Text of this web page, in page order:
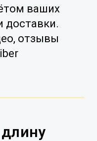
ваших
доставки.
отзывы